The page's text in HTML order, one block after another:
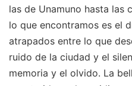
las de Unamuno hasta las
lo que encontramos es el
atrapados entre lo que
ruido de la ciudad y el
memoria y el olvido. La